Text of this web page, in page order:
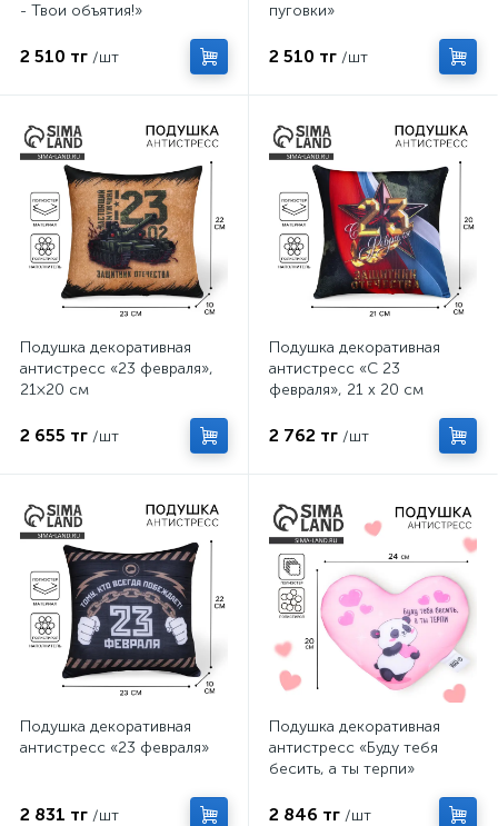
- Твои объятия!»
2 510 тг /шт
пуговки»
2 510 тг /шт
Подушка декоративная
антистресс «23 февраля»,
21×20 см
2 655 тг /шт
Подушка декоративная
антистресс «С 23
февраля», 21 х 20 см
2 762 тг /шт
Подушка декоративная
антистресс «23 февраля»
2 831 тг /шт
Подушка декоративная
антистресс «Буду тебя
бесить, а ты терпи»
2 846 тг /шт